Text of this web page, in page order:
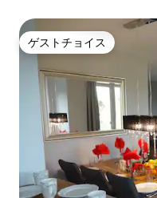
ゲストチョイス
ゲストチョイス